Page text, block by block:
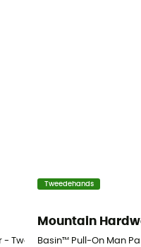
- Tweedehands Regenbroek
Tweedehands
Mountain
Basin™ Pull-On Man